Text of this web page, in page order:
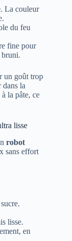
La couleur
du feu
fine pour
bruni.
un goût trop
dans la
la pâte, ce
lisse
robot
sans effort
lisse.
en